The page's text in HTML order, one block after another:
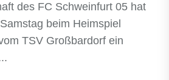
des FC Schweinfurt 05 hat
beim Heimspiel
TSV Großbardorf ein